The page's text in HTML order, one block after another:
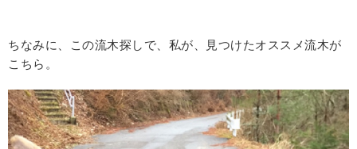
ちなみに、この流木探しで、私が、見つけたオススメ流木が
こちら。